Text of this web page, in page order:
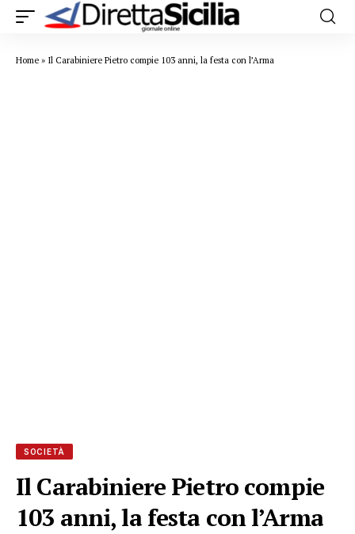
Home » Il Carabiniere Pietro compie 103 anni, la festa con l’Arma
SOCIETÀ
Il Carabiniere Pietro compie
103 anni, la festa con l’Arma